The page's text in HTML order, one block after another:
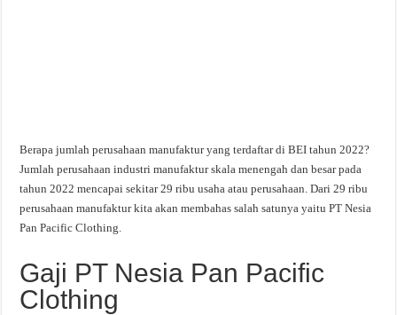
Berapa jumlah perusahaan manufaktur yang terdaftar di BEI tahun 2022?
Jumlah perusahaan industri manufaktur skala menengah dan besar pada
tahun 2022 mencapai sekitar 29 ribu usaha atau perusahaan. Dari 29 ribu
perusahaan manufaktur kita akan membahas salah satunya yaitu PT Nesia
Pan Pacific Clothing.
Gaji PT Nesia Pan Pacific
Clothing